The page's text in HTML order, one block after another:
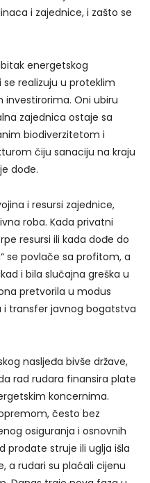
i zajednice, i zašto se
energetskog
realizuju u proteklim
investirorima. Oni ubiru
zajednica ostaje sa
biodiverzitetom i
čiju sanaciju na kraju
dođe.
i resursi zajednice,
roba. Kada privatni
resursi ili kada dođe do
se povlače sa profitom, a
i bila slučajna greška u
pretvorila u modus
i transfer javnog bogatstva
nasljeđa bivše države,
rad rudara finansira plate
koncernima.
često bez
osiguranja i osnovnih
prodate struje ili uglja išla
a rudari su plaćali cijenu